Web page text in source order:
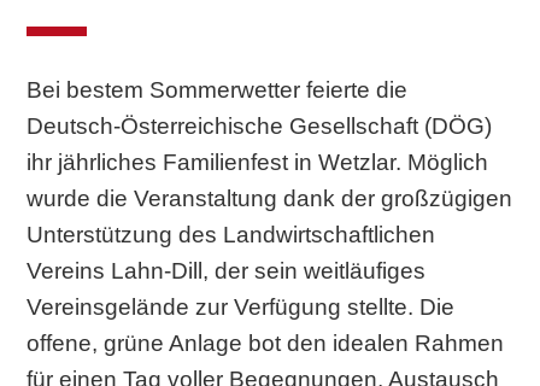
Bei bestem Sommerwetter feierte die
Deutsch‑Österreichische Gesellschaft (DÖG)
ihr jährliches Familienfest in Wetzlar. Möglich
wurde die Veranstaltung dank der großzügigen
Unterstützung des Landwirtschaftlichen
Vereins Lahn‑Dill, der sein weitläufiges
Vereinsgelände zur Verfügung stellte. Die
offene, grüne Anlage bot den idealen Rahmen
für einen Tag voller Begegnungen, Austausch